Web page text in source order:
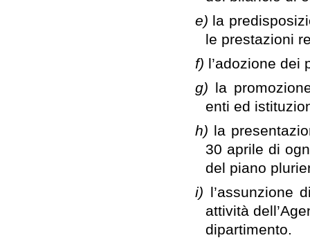
e) la
le prestazioni
f) l’adozione dei
g) la
enti ed
h) la
30 aprile di
del piano
i) l’assunzione
attività
dipartimento.